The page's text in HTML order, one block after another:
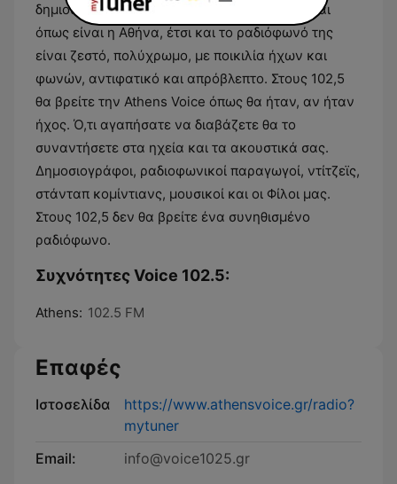
δημιούργησε ένα ραδιόφωνο για την πόλη. Και
όπως είναι η Αθήνα, έτσι και το ραδιόφωνό της
είναι ζεστό, πολύχρωμο, με ποικιλία ήχων και
φωνών, αντιφατικό και απρόβλεπτο. Στους 102,5
θα βρείτε την Athens Voice όπως θα ήταν, αν ήταν
ήχος. Ό,τι αγαπήσατε να διαβάζετε θα το
συναντήσετε στα ηχεία και τα ακουστικά σας.
Δημοσιογράφοι, ραδιοφωνικοί παραγωγοί, ντίτζεϊς,
στάνταπ κομίντιανς, μουσικοί και οι Φίλοι μας.
Στους 102,5 δεν θα βρείτε ένα συνηθισμένο
ραδιόφωνο.
Συχνότητες Voice 102.5:
Athens: 102.5 FM
Επαφές
Ιστοσελίδα
https://www.athensvoice.gr/radio?
mytuner
Email:
info@voice1025.gr